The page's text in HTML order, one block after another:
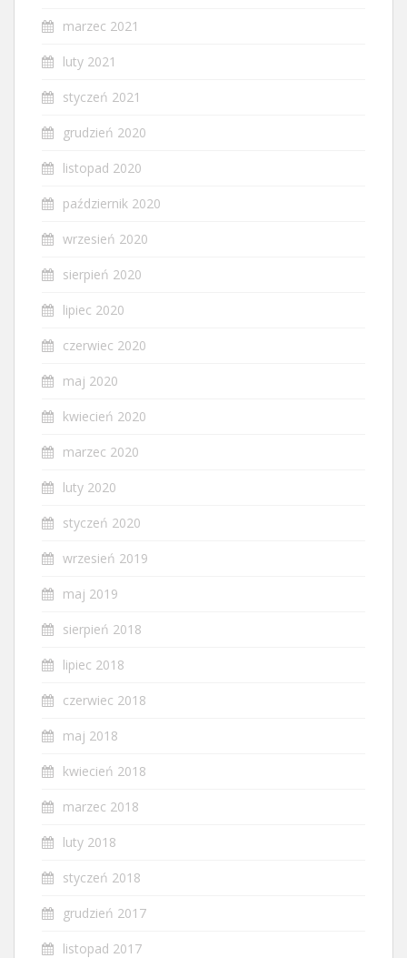
marzec 2021
luty 2021
styczeń 2021
grudzień 2020
listopad 2020
październik 2020
wrzesień 2020
sierpień 2020
lipiec 2020
czerwiec 2020
maj 2020
kwiecień 2020
marzec 2020
luty 2020
styczeń 2020
wrzesień 2019
maj 2019
sierpień 2018
lipiec 2018
czerwiec 2018
maj 2018
kwiecień 2018
marzec 2018
luty 2018
styczeń 2018
grudzień 2017
listopad 2017